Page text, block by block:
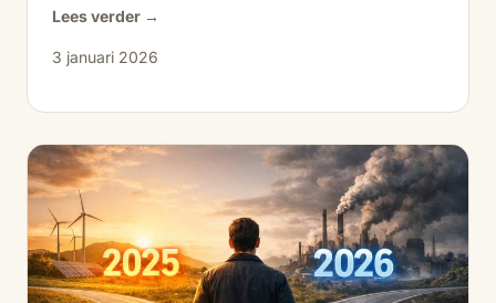
Lees verder →
3 januari 2026